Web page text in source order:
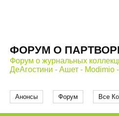
ФОРУМ О
Форум о журнальных
ДеАгостини - Ашет - Modimio
Анонсы Форум Все